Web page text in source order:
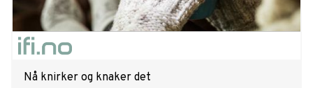
Nå knirker og knaker det